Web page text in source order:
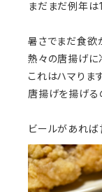
まだまだ例年は
暑さでまだ食欲
熱々の唐揚げに
これはハマります
唐揚げを揚げ
ビールがあれば